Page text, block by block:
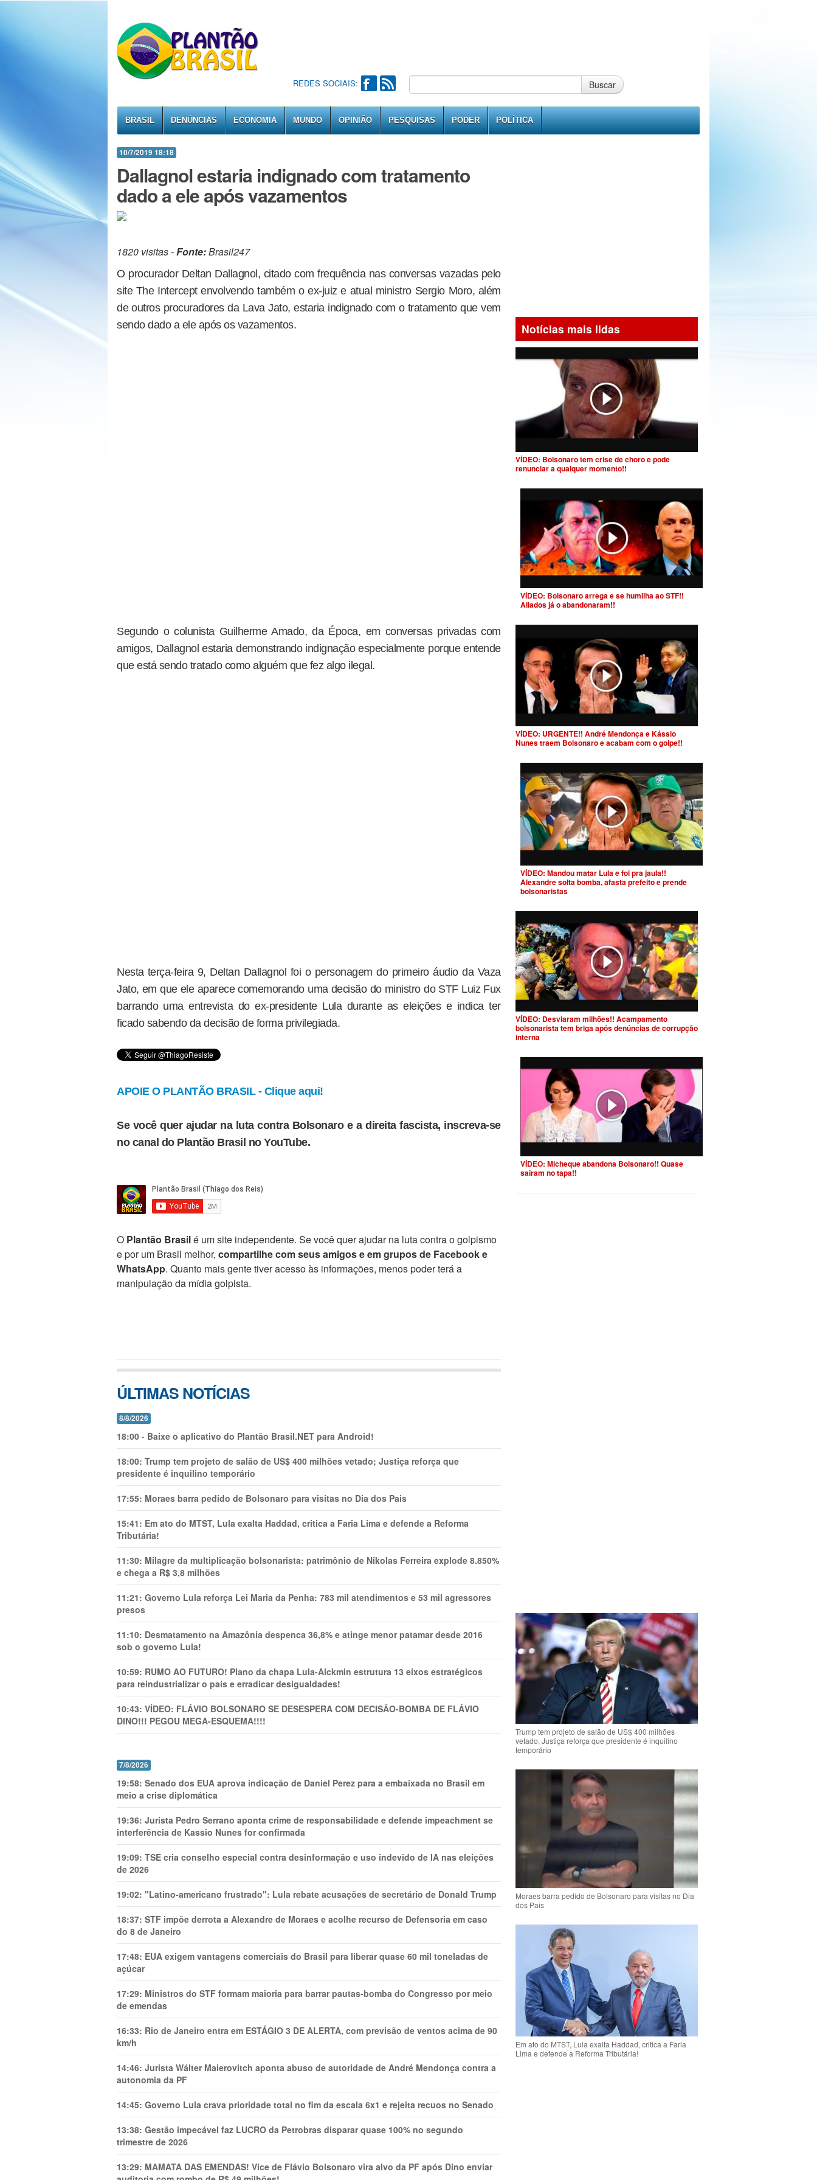
REDES SOCIAIS: Buscar
BRASIL DENÚNCIAS ECONOMIA MUNDO OPINIÃO PESQUISAS PODER POLÍTICA
10/7/2019 18:18
Dallagnol estaria indignado com tratamento
dado a ele após vazamentos
1820 visitas -Fonte:Brasil247
O procurador Deltan Dallagnol, citado com frequência nas conversas vazadas pelo
site The Intercept envolvendo também o ex-juiz e atual ministro Sergio Moro, além
de outros procuradores da Lava Jato, estaria indignado com o tratamento que vem
sendo dado a ele após os vazamentos.
Segundo o colunista Guilherme Amado, da Época, em conversas privadas com
amigos, Dallagnol estaria demonstrando indignação especialmente porque entende
que está sendo tratado como alguém que fez algo ilegal.
Nesta terça-feira 9, Deltan Dallagnol foi o personagem do primeiro áudio da Vaza
Jato, em que ele aparece comemorando uma decisão do ministro do STF Luiz Fux
barrando uma entrevista do ex-presidente Lula durante as eleições e indica ter
ficado sabendo da decisão de forma privilegiada.
APOIE O PLANTÃO BRASIL - Clique aqui!
Se você quer ajudar na luta contra Bolsonaro e a direita fascista, inscreva-se
no canal do Plantão Brasil no YouTube.
O Plantão Brasilé um site independente. Se você quer ajudar na luta contra o golpismo
e por um Brasil melhor, compartilhe com seus amigos e em grupos de Facebook e
WhatsApp. Quanto mais gente tiver acesso às informações, menos poder terá a
manipulação da mídia golpista.
ÚLTIMAS NOTÍCIAS
8/8/2026
18:00 - Baixe o aplicativo do Plantão Brasil.NET para Android!
18:00: Trump tem projeto de salão de US$ 400 milhões vetado; Justiça reforça que
presidente é inquilino temporário
17:55: Moraes barra pedido de Bolsonaro para visitas no Dia dos Pais
15:41: Em ato do MTST, Lula exalta Haddad, critica a Faria Lima e defende a Reforma
Tributária!
11:30: Milagre da multiplicação bolsonarista: patrimônio de Nikolas Ferreira explode 8.850%
e chega a R$ 3,8 milhões
11:21: Governo Lula reforça Lei Maria da Penha: 783 mil atendimentos e 53 mil agressores
presos
11:10: Desmatamento na Amazônia despenca 36,8% e atinge menor patamar desde 2016
sob o governo Lula!
10:59: RUMO AO FUTURO! Plano da chapa Lula-Alckmin estrutura 13 eixos estratégicos
para reindustrializar o país e erradicar desigualdades!
10:43: VÍDEO: FLÁVIO BOLSONARO SE DESESPERA COM DECISÃO-BOMBA DE FLÁVIO
DINO!!! PEGOU MEGA-ESQUEMA!!!!
7/8/2026
19:58: Senado dos EUA aprova indicação de Daniel Perez para a embaixada no Brasil em
meio a crise diplomática
19:36: Jurista Pedro Serrano aponta crime de responsabilidade e defende impeachment se
interferência de Kassio Nunes for confirmada
19:09: TSE cria conselho especial contra desinformação e uso indevido de IA nas eleições
de 2026
19:02: "Latino-americano frustrado": Lula rebate acusações de secretário de Donald Trump
18:37: STF impõe derrota a Alexandre de Moraes e acolhe recurso de Defensoria em caso
do 8 de Janeiro
17:48: EUA exigem vantagens comerciais do Brasil para liberar quase 60 mil toneladas de
açúcar
17:29: Ministros do STF formam maioria para barrar pautas-bomba do Congresso por meio
de emendas
16:33: Rio de Janeiro entra em ESTÁGIO 3 DE ALERTA, com previsão de ventos acima de 90
km/h
14:46: Jurista Wálter Maierovitch aponta abuso de autoridade de André Mendonça contra a
autonomia da PF
14:45: Governo Lula crava prioridade total no fim da escala 6x1 e rejeita recuos no Senado
13:38: Gestão impecável faz LUCRO da Petrobras disparar quase 100% no segundo
trimestre de 2026
13:29: MAMATA DAS EMENDAS! Vice de Flávio Bolsonaro vira alvo da PF após Dino enviar
Notícias mais lidas
VÍDEO: Bolsonaro tem crise de choro e pode
renunciar a qualquer momento!!
VÍDEO: Bolsonaro arrega e se humilha ao STF!!
Aliados já o abandonaram!!
VÍDEO: URGENTE!! André Mendonça e Kássio
Nunes traem Bolsonaro e acabam com o golpe!!
VÍDEO: Mandou matar Lula e foi pra jaula!!
Alexandre solta bomba, afasta prefeito e prende
bolsonaristas
VÍDEO: Desviaram milhões!! Acampamento
bolsonarista tem briga após denúncias de corrupção
interna
VÍDEO: Micheque abandona Bolsonaro!! Quase
saíram no tapa!!
Trump tem projeto de salão de US$ 400 milhões
vetado; Justiça reforça que presidente é inquilino
temporário
Moraes barra pedido de Bolsonaro para visitas no Dia
dos Pais
Em ato do MTST, Lula exalta Haddad, critica a Faria
Lima e defende a Reforma Tributária!